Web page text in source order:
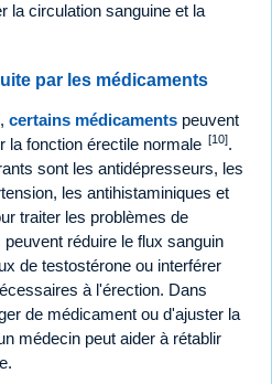
la circulation sanguine et la
par les médicaments
certains médicaments peuvent
la fonction érectile normale [10].
sont les antidépresseurs, les
les antihistaminiques et
traiter les problèmes de
réduire le flux sanguin
de testostérone ou interférer
à l'érection. Dans
de médicament ou d'ajuster la
médecin peut aider à rétablir